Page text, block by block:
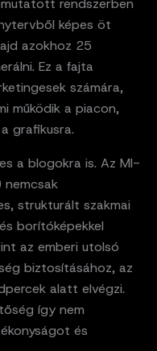
rendszerben
képes öt
azokhoz 25
Ez a fajta
számára,
működik a piacon,
grafikusra.
a blogokra is. Az MI-
nemcsak
strukturált szakmai
borítóképekkel
az emberi utolsó
biztosításához, az
alatt elvégzi.
így nem
és